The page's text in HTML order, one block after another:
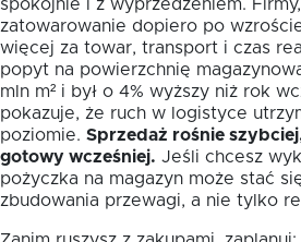
spokojnie i z wyprzedzeniem.
zatowarowanie dopiero po
więcej za towar, transport i czas
popyt na powierzchnię
mln m² i był o 4% wyższy niż rok
pokazuje, że ruch w logistyce
poziomie. Sprzedaż rośnie
gotowy wcześniej. Jeśli chcesz
pożyczka na magazyn może stać
zbudowania przewagi, a nie tylko